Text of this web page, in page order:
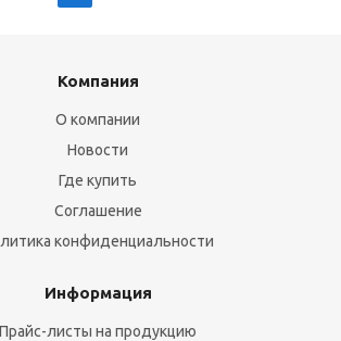
Компания
О компании
Новости
Где купить
Соглашение
конфиденциальности
Информация
Прайс-листы на продукцию